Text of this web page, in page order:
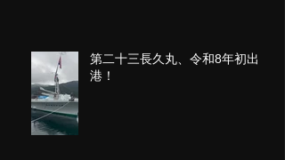
第二十三長久丸、令和8年初出
港！